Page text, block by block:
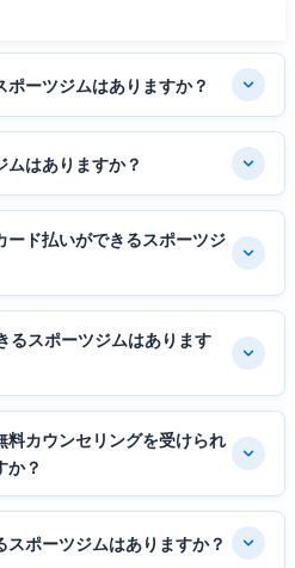
ーツジムはありますか？
ムはありますか？
ード払いができるスポーツジ
るスポーツジムはあります
料カウンセリングを受けられ
か？
ポーツジムはありますか？